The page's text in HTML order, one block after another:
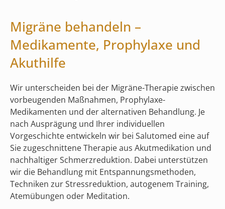
Migräne behandeln –
Medikamente, Prophylaxe und
Akuthilfe
Wir unterscheiden bei der Migräne-Therapie zwischen
vorbeugenden Maßnahmen, Prophylaxe-
Medikamenten und der alternativen Behandlung. Je
nach Ausprägung und Ihrer individuellen
Vorgeschichte entwickeln wir bei Salutomed eine auf
Sie zugeschnittene Therapie aus Akutmedikation und
nachhaltiger Schmerzreduktion. Dabei unterstützen
wir die Behandlung mit Entspannungsmethoden,
Techniken zur Stressreduktion, autogenem Training,
Atemübungen oder Meditation.